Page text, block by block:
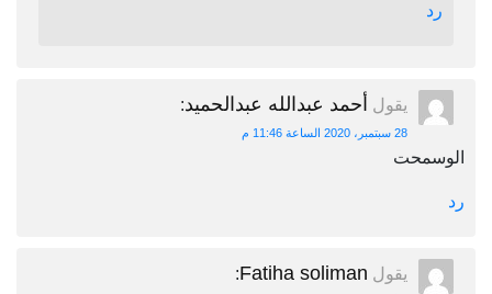
رد
يقول أحمد عبدالله عبدالحميد:
28 سبتمبر، 2020 الساعة 11:46 م
الوسمحت
رد
يقول Fatiha soliman
: